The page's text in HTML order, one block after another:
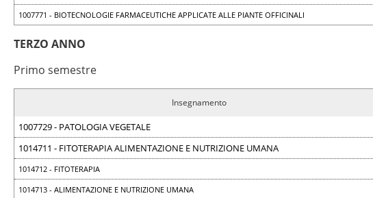
1007771 - BIOTECNOLOGIE FARMACEUTICHE APPLICATE ALLE PIANTE OFFICINALI
TERZO ANNO
Primo semestre
Insegnamento
1007729 - PATOLOGIA VEGETALE
1014711 - FITOTERAPIA ALIMENTAZIONE E NUTRIZIONE UMANA
1014712 - FITOTERAPIA
1014713 - ALIMENTAZIONE E NUTRIZIONE UMANA